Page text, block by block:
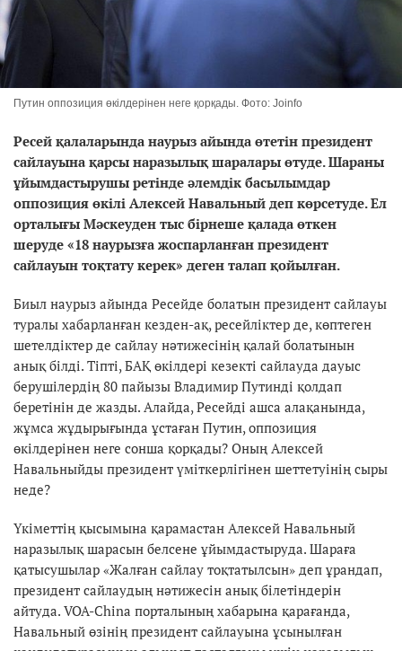
Путин оппозиция өкілдерінен неге қорқады. Фото: Joinfo
Ресей қалаларында наурыз айында өтетін президент
сайлауына қарсы наразылық шаралары өтуде. Шараны
ұйымдастырушы ретінде әлемдік басылымдар
оппозиция өкілі Алексей Навальный деп көрсетуде. Ел
орталығы Мәскеуден тыс бірнеше қалада өткен
шеруде «18 наурызға жоспарланған президент
сайлауын тоқтату керек» деген талап қойылған.
Биыл наурыз айында Ресейде болатын президент сайлауы
туралы хабарланған кезден-ақ, ресейліктер де, көптеген
шетелдіктер де сайлау нәтижесінің қалай болатынын
анық білді. Тіпті, БАҚ өкілдері кезекті сайлауда дауыс
берушілердің 80 пайызы Владимир Путинді қолдап
беретінін де жазды. Алайда, Ресейді ашса алақанында,
жұмса жұдырығында ұстаған Путин, оппозиция
өкілдерінен неге сонша қорқады? Оның Алексей
Навальныйды президент үміткерлігінен шеттетуінің сыры
неде?
Үкіметтің қысымына қарамастан Алексей Навальный
наразылық шарасын белсене ұйымдастыруда. Шараға
қатысушылар «Жалған сайлау тоқтатылсын» деп ұрандап,
президент сайлаудың нәтижесін анық білетіндерін
айтуда. VOA-China порталының хабарына қарағанда,
Навальный өзінің президент сайлауына ұсынылған